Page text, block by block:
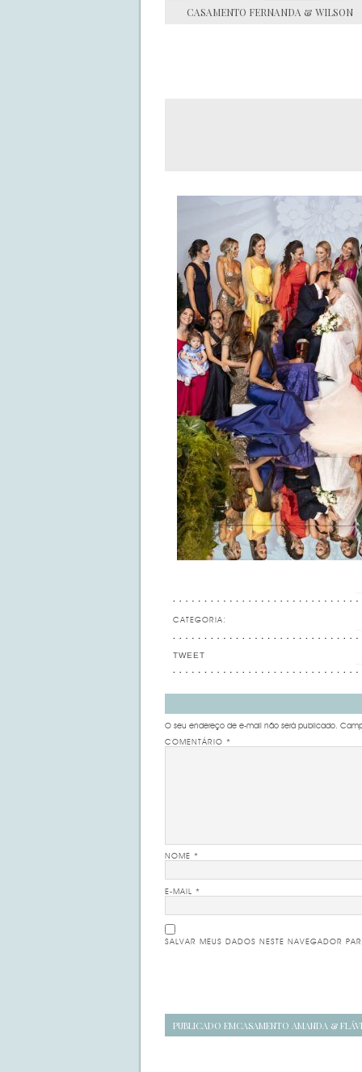
CASAMENTO FERNANDA & WILSON
CATEGORIA:
TWEET
O seu endereço de e-mail não será publicado.
COMENTÁRIO *
NOME *
E-MAIL *
SALVAR MEUS DADOS NESTE NAVEGADOR
Navegação
PUBLICADO EMCASAMENTO AMANDA &